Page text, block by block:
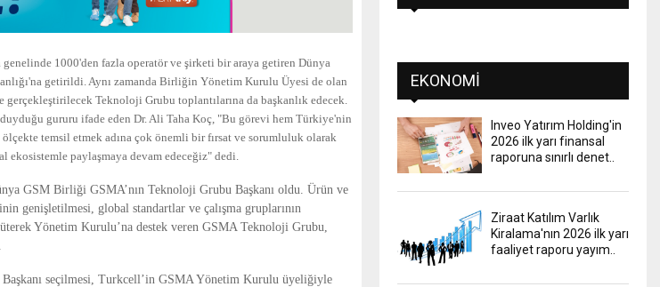
1000'den fazla operatör ve şirketi bir araya getiren Dünya
getirildi. Aynı zamanda Birliğin Yönetim Kurulu Üyesi de olan
Teknoloji Grubu toplantılarına da başkanlık edecek.
gururu ifade eden Dr. Ali Taha Koç, "Bu görevi hem Türkiye'nin
temsil etmek adına çok önemli bir fırsat ve sorumluluk olarak
paylaşmaya devam edeceğiz" dedi.
GSM Birliği GSMA’nın Teknoloji Grubu Başkanı oldu. Ürün ve
genişletilmesi, global standartlar ve çalışma gruplarının
Yönetim Kurulu’na destek veren GSMA Teknoloji Grubu,
seçilmesi, Turkcell’in GSMA Yönetim Kurulu üyeliğiyle
EKONOMI
Inveo Yatırım Holding'in
2026 ilk yarı finansal
raporuna sınırlı denet..
Ziraat Katılım Varlık
Kiralama'nın 2026 ilk yarı
faaliyet raporu yayım..